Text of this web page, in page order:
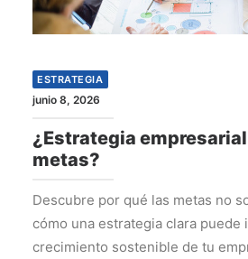
ESTRATEGIA
junio 8, 2026
¿Estrategia
metas?
Descubre por qué las metas no
cómo una estrategia clara puede
crecimiento sostenible de tu